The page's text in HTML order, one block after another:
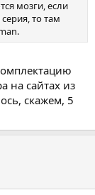
мозги, если
то там
на сайтах из
скажем, 5